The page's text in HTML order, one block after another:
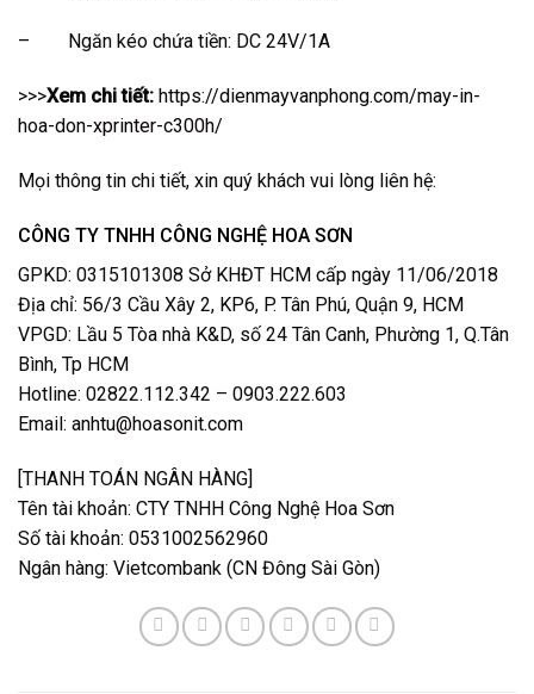
– Ngăn kéo chứa tiền: DC 24V/1A
>>>Xem chi tiết: https://dienmayvanphong.com/may-in-
hoa-don-xprinter-c300h/
Mọi thông tin chi tiết, xin quý khách vui lòng liên hệ:
CÔNG TY TNHH CÔNG NGHỆ HOA SƠN
GPKD: 0315101308 Sở KHĐT HCM cấp ngày 11/06/2018
Địa chỉ: 56/3 Cầu Xây 2, KP6, P. Tân Phú, Quận 9, HCM
VPGD: Lầu 5 Tòa nhà K&D, số 24 Tân Canh, Phường 1, Q.Tân
Bình, Tp HCM
Hotline: 02822.112.342 – 0903.222.603
Email: anhtu@hoasonit.com
[THANH TOÁN NGÂN HÀNG]
Tên tài khoản: CTY TNHH Công Nghệ Hoa Sơn
Số tài khoản: 0531002562960
Ngân hàng: Vietcombank (CN Đông Sài Gòn)